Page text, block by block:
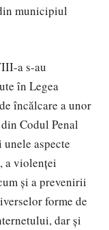
municipiul
a s-au
în Legea
încălcare a unor
Codul Penal
aspecte
a violenţei
şi a prevenirii
forme de
dar şi